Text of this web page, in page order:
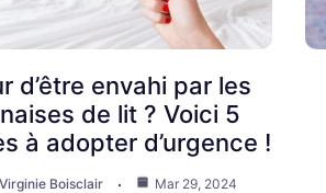
d’être envahi par les
de lit ? Voici 5
à adopter d’urgence !
Virginie Boisclair Mar 29, 2024